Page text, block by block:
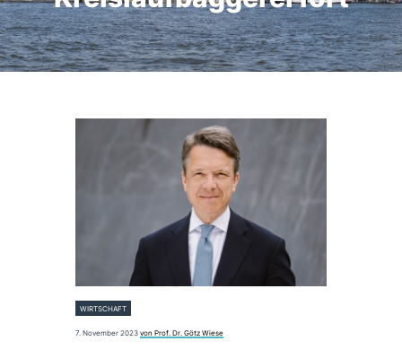
WIRTSCHAFT
7. November 2023 von Prof. Dr. Götz Wiese